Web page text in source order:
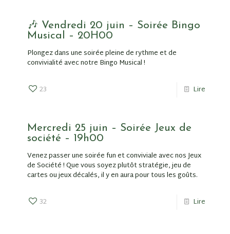
🎶 Vendredi 20 juin – Soirée Bingo
Musical – 20H00
Plongez dans une soirée pleine de rythme et de
convivialité avec notre Bingo Musical !
23 Lire
Mercredi 25 juin – Soirée Jeux de
société – 19h00
Venez passer une soirée fun et conviviale avec nos Jeux
de Société ! Que vous soyez plutôt stratégie, jeu de
cartes ou jeux décalés, il y en aura pour tous les goûts.
32 Lire